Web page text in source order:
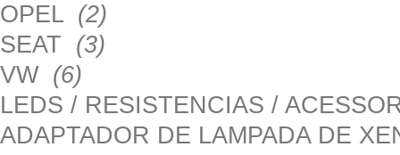
OPEL (2)
SEAT (3)
VW (6)
LEDS / RESISTENCIAS /
ADAPTADOR DE LAMPADA DE